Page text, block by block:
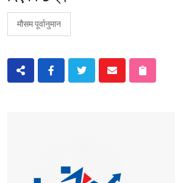
मौसम पूर्वानुमान